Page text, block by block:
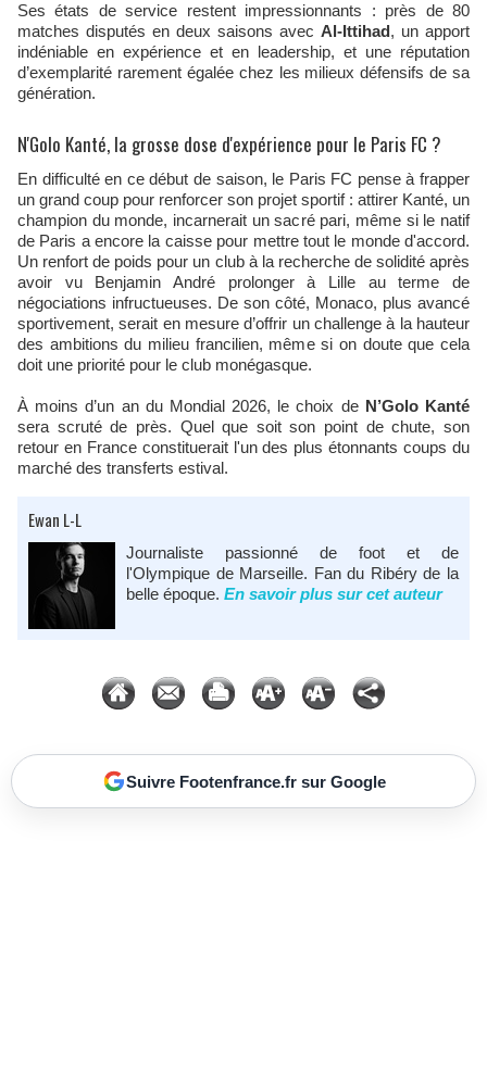
Ses états de service restent impressionnants : près de 80
matches disputés en deux saisons avec Al-Ittihad, un apport
indéniable en expérience et en leadership, et une réputation
d’exemplarité rarement égalée chez les milieux défensifs de sa
génération.
N'Golo Kanté, la grosse dose d'expérience pour le Paris FC ?
En difficulté en ce début de saison, le Paris FC pense à frapper
un grand coup pour renforcer son projet sportif : attirer Kanté, un
champion du monde, incarnerait un sacré pari, même si le natif
de Paris a encore la caisse pour mettre tout le monde d'accord.
Un renfort de poids pour un club à la recherche de solidité après
avoir vu Benjamin André prolonger à Lille au terme de
négociations infructueuses. De son côté, Monaco, plus avancé
sportivement, serait en mesure d’offrir un challenge à la hauteur
des ambitions du milieu francilien, même si on doute que cela
doit une priorité pour le club monégasque.
À moins d’un an du Mondial 2026, le choix de N’Golo Kanté
sera scruté de près. Quel que soit son point de chute, son
retour en France constituerait l'un des plus étonnants coups du
marché des transferts estival.
Ewan L-L
Journaliste passionné de foot et de
l'Olympique de Marseille. Fan du Ribéry de la
belle époque. En savoir plus sur cet auteur
Suivre Footenfrance.fr sur Google